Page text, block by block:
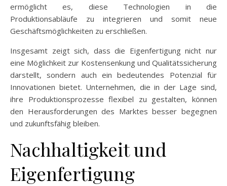
ermöglicht es, diese Technologien in die
Produktionsabläufe zu integrieren und somit neue
Geschäftsmöglichkeiten zu erschließen.
Insgesamt zeigt sich, dass die Eigenfertigung nicht nur
eine Möglichkeit zur Kostensenkung und Qualitätssicherung
darstellt, sondern auch ein bedeutendes Potenzial für
Innovationen bietet. Unternehmen, die in der Lage sind,
ihre Produktionsprozesse flexibel zu gestalten, können
den Herausforderungen des Marktes besser begegnen
und zukunftsfähig bleiben.
Nachhaltigkeit und
Eigenfertigung